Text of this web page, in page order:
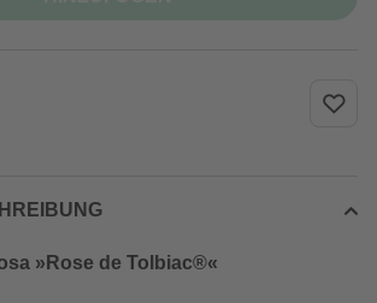
»Rose de Tolbiac®«